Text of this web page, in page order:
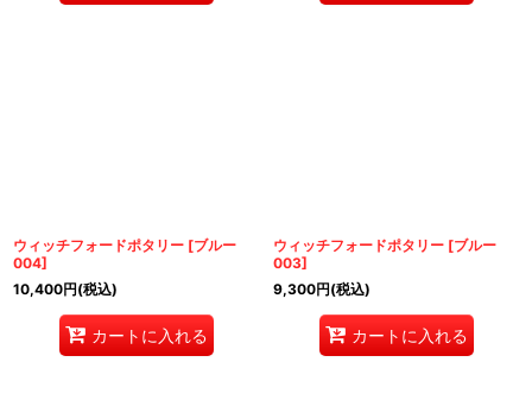
ウィッチフォードポタリー [ブルー
004]
10,400円(税込)
カートに入れる
ウィッチフォードポタリー [ブルー
003]
9,300円(税込)
カートに入れる